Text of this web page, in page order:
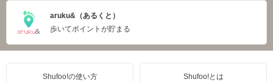
aruku&（あるくと）
歩いてポイントが貯まる
Shufoo!の使い方 Shufoo!とは